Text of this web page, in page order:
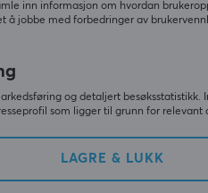
Andre så også
inn informasjon om hvordan
å jobbe med forbedringer av
og detaljert besøksstatistikk.
som ligger til grunn for relevant
LAGRE & LUKK